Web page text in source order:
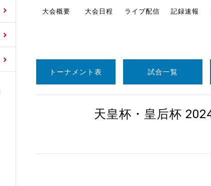
指導者養成委員会
競技者育成委員会
スポーツ医・科学委員会
財務諸表等
JTTAスポーツ団体ガバナ
スポーツ振興くじ助成事業
大会概要 大会日程 ライブ配信 記録速報
トーナメント表 試合一覧
天皇杯・皇后杯